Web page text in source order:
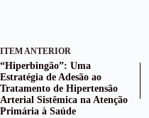
ITEM ANTERIOR
“Hiperbingão”: Uma
Estratégia de Adesão ao
Tratamento de Hipertensão
Arterial Sistêmica na Atenção
Primária à Saúde